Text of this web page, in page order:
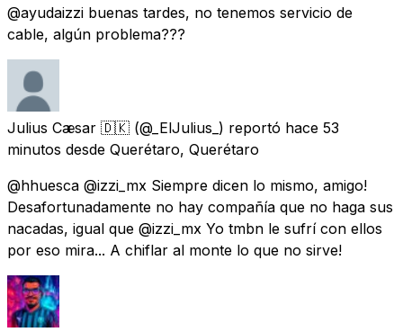
@ayudaizzi buenas tardes, no tenemos servicio de
cable, algún problema???
Julius Cæsar 🇩🇰 (@_ElJulius_) reportó hace 53
minutos desde Querétaro, Querétaro
@hhuesca @izzi_mx Siempre dicen lo mismo, amigo!
Desafortunadamente no hay compañía que no haga sus
nacadas, igual que @izzi_mx Yo tmbn le sufrí con ellos
por eso mira... A chiflar al monte lo que no sirve!